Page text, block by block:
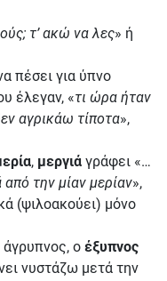
τ’ ακώ να λες» ή
πέσει για ύπνο
έλεγαν, «τι ώρα ήταν
αγρικάω τίποτα»,
, μεργιά γράφει «…
από την μίαν μερίαν»,
(ψιλοακούει) μόνο
άγρυπνος, ο έξυπνος
νυστάζω μετά την